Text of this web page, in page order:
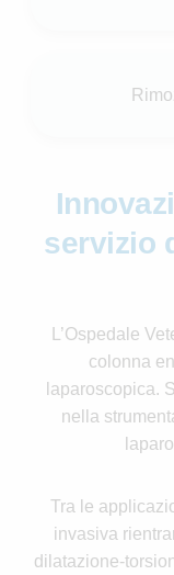
servizio
L’Ospedale
colonna
laparoscopica.
nella
Tra le
invasiva
dilatazione-